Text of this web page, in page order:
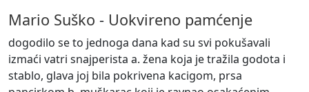
Mario Suško - Uokvireno pamćenje
dogodilo se to jednoga dana kad su svi pokušavali
izmaći vatri snajperista a. žena koja je tražila godota i
stablo, glava joj bila pokrivena kacigom, prsa